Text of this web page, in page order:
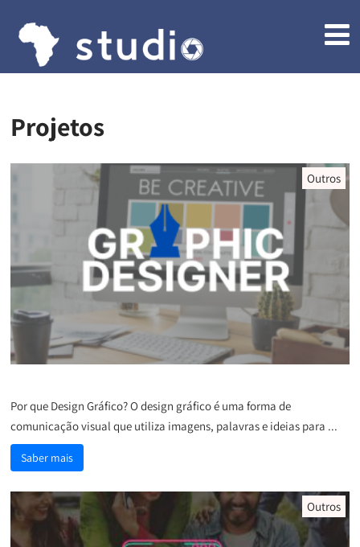
Projetos
Outros
Por que Design Gráfico? O design gráfico é uma forma de
comunicação visual que utiliza imagens, palavras e ideias para ...
Saber mais
Outros